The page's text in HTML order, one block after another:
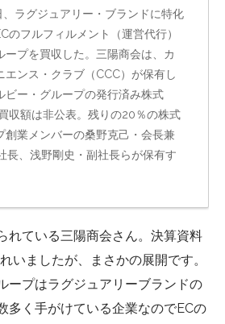
ラグジュアリー・ブランドに特化
のフルフィルメント（運営代行）
ープを買収した。三陽商会は、カ
エンス・クラブ（CCC）が保有し
ビー・グループの発行済み株式
収額は非公表。残りの20％の株式
創業メンバーの桑野克己・会長兼
長、浅野剛史・副社長らが保有す
れている三陽商会さん。決算資料
いましたが、まさかの展開です。
ープはラグジュアリーブランドの
多く手がけている企業なのでECの